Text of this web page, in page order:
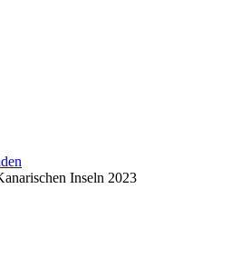
Inseln 2023